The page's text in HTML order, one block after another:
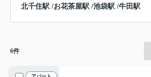
北千住駅 /お花茶屋駅 /池袋駅 /牛田駅
6件